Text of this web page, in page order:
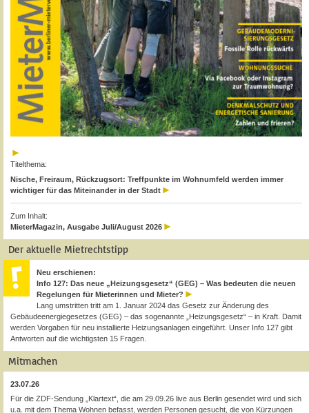
Titelthema:
Nische, Freiraum, Rückzugsort: Treffpunkte im Wohnumfeld werden immer
wichtiger für das Miteinander in der Stadt
Zum Inhalt:
MieterMagazin, Ausgabe Juli/August 2026
Der aktuelle Mietrechtstipp
Neu erschienen:
Info 127: Das neue „Heizungsgesetz“ (GEG) – Was bedeuten die neuen
Regelungen für Mieterinnen und Mieter?
Lang umstritten tritt am 1. Januar 2024 das Gesetz zur Änderung des
Gebäudeenergiegesetzes (GEG) – das sogenannte „Heizungsgesetz“ – in Kraft. Damit
werden Vorgaben für neu installierte Heizungsanlagen eingeführt. Unser Info 127 gibt
Antworten auf die wichtigsten 15 Fragen.
Mitmachen
23.07.26
Für die ZDF-Sendung „Klartext“, die am 29.09.26 live aus Berlin gesendet wird und sich
u.a. mit dem Thema Wohnen befasst, werden Personen gesucht, die von Kürzungen